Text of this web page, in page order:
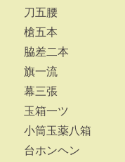
刀五腰
槍五本
脇差二本
旗一流
幕三張
玉箱一ツ
小筒玉薬八箱
台ホンヘン